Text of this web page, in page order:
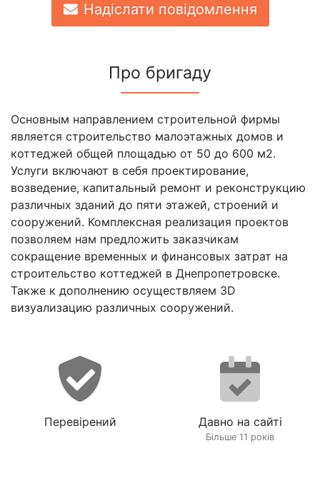
Надіслати повідомлення
Про бригаду
Основным направлением строительной фирмы
является строительство малоэтажных домов и
коттеджей общей площадью от 50 до 600 м2.
Услуги включают в себя проектирование,
возведение, капитальный ремонт и реконструкцию
различных зданий до пяти этажей, строений и
сооружений. Комплексная реализация проектов
позволяем нам предложить заказчикам
сокращение временных и финансовых затрат на
строительство коттеджей в Днепропетровске.
Также к дополнению осуществляем 3D
визуализацию различных сооружений.
Перевірений Давно на сайті
Більше 11 років